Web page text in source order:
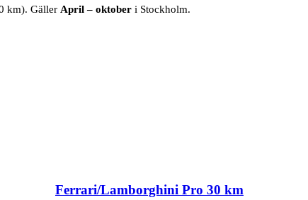
km). Gäller April – oktober i Stockholm.
Ferrari/Lamborghini Pro 30 km